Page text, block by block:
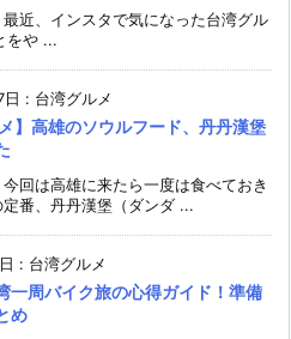
近、インスタで気になった台湾グル
をや ...
: 台湾グルメ
メ】高雄のソウルフード、丹丹漢堡
回は高雄に来たら一度は食べておき
番、丹丹漢堡（ダンダ ...
: 台湾グルメ
一周バイク旅の心得ガイド！準備
め